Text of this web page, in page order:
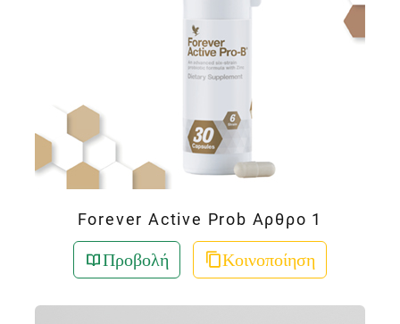
Forever Active Prob Αρθρο 1
Προβολή Κοινοποίηση